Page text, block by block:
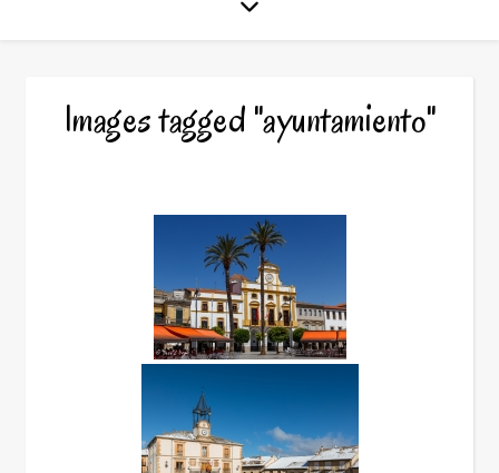
Images tagged "ayuntamiento"